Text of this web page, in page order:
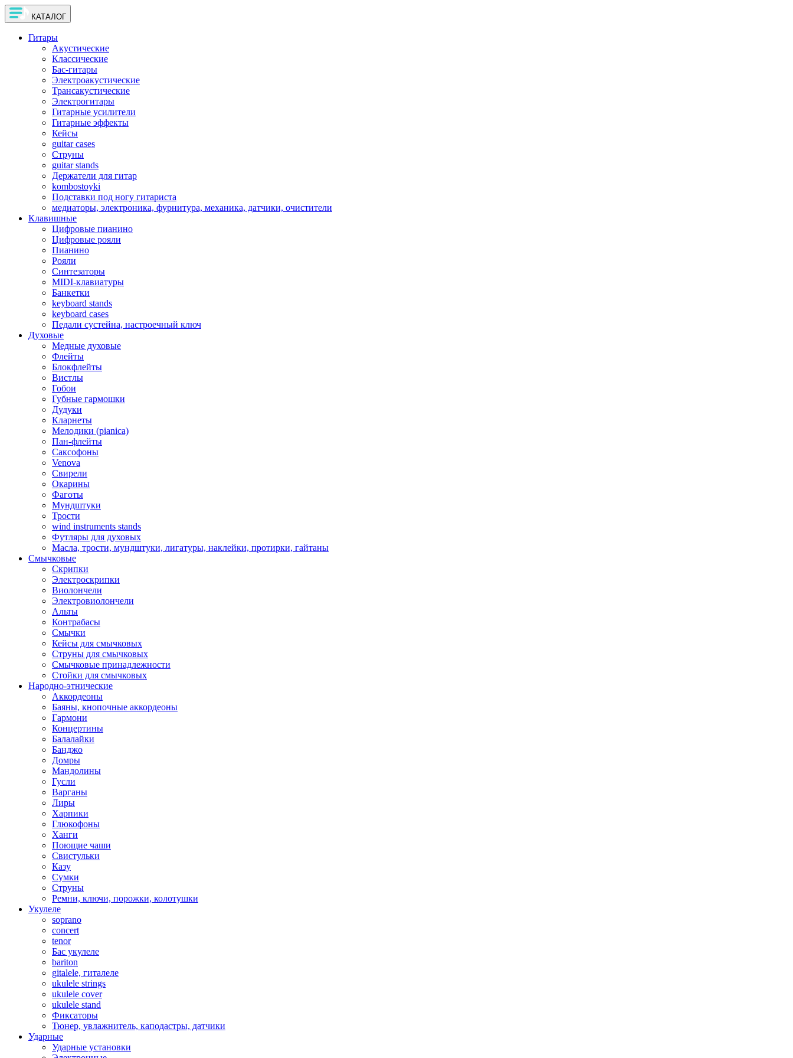
КАТАЛОГ
Гитары
Акустические
Классические
Бас-гитары
Электроакустические
Трансакустические
Электрогитары
Гитарные усилители
Гитарные эффекты
Кейсы
guitar cases
Струны
guitar stands
Держатели для гитар
kombostoyki
Подставки под ногу гитариста
медиаторы, электроника, фурнитура, механика, датчики, очистители
Клавишные
Цифровые пианино
Цифровые рояли
Пианино
Рояли
Синтезаторы
MIDI-клавиатуры
Банкетки
keyboard stands
keyboard cases
Педали сустейна, настроечный ключ
Духовые
Медные духовые
Флейты
Блокфлейты
Вистлы
Гобои
Губные гармошки
Дудуки
Кларнеты
Мелодики (pianica)
Пан-флейты
Саксофоны
Venova
Свирели
Окарины
Фаготы
Мундштуки
Трости
wind instruments stands
Футляры для духовых
Масла, трости, мундштуки, лигатуры, наклейки, протирки, гайтаны
Смычковые
Скрипки
Электроскрипки
Виолончели
Электровиолончели
Альты
Контрабасы
Смычки
Кейсы для смычковых
Струны для смычковых
Смычковые принадлежности
Стойки для смычковых
Народно-этнические
Аккордеоны
Баяны, кнопочные аккордеоны
Гармони
Концертины
Балалайки
Банджо
Домры
Мандолины
Гусли
Варганы
Лиры
Харпики
Глюкофоны
Ханги
Поющие чаши
Свистульки
Казу
Сумки
Струны
Ремни, ключи, порожки, колотушки
Укулеле
soprano
concert
tenor
Бас укулеле
bariton
gitalele, гиталеле
ukulele strings
ukulele cover
ukulele stand
Фиксаторы
Тюнер, увлажнитель, каподастры, датчики
Ударные
Ударные установки